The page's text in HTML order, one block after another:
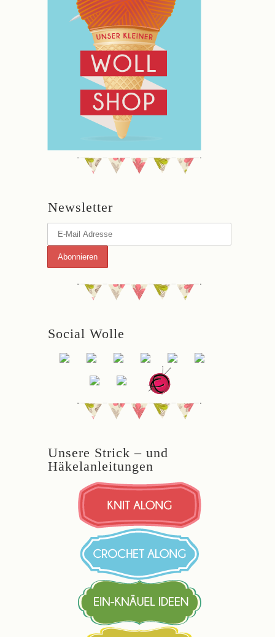
Newsletter
Social Wolle
Unsere Strick – und
Häkelanleitungen